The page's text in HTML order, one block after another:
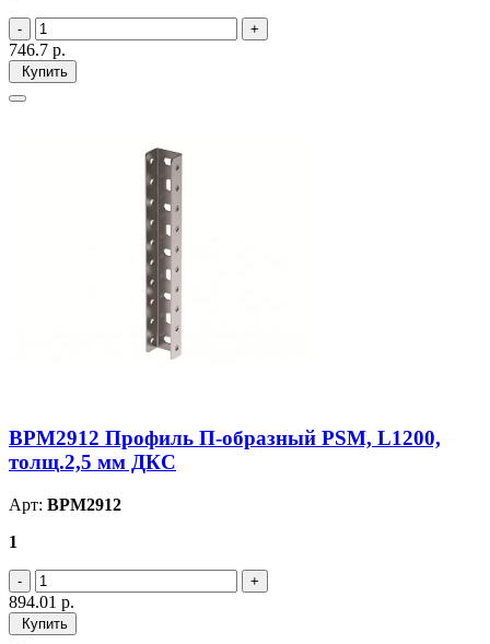
746.7 р.
Купить
BPM2912 Профиль П-образный PSM, L1200,
толщ.2,5 мм ДКС
Арт: BPM2912
1
894.01 р.
Купить